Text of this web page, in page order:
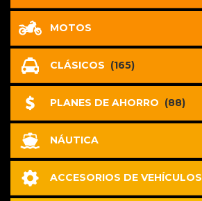
MOTOS
CLÁSICOS (165)
PLANES DE AHORRO (88)
NÁUTICA
ACCESORIOS DE VEHÍCULOS